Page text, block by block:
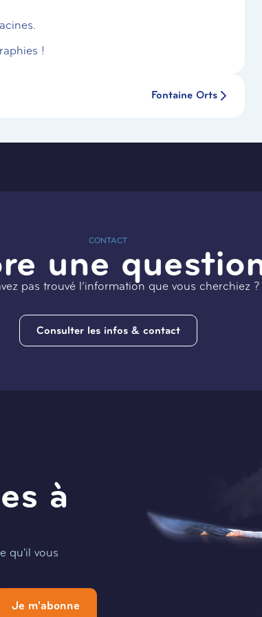
!
Fontaine Orts
CONTACT
une
pas trouvé l’information que vous cherchiez ?
Consulter les infos & contact
à
qu'il vous
Je m'abonne